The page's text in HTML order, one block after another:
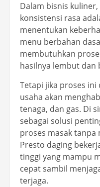
Dalam bisnis
konsistensi rasa
menentukan
menu berbahan
membutuhkan
hasilnya lembut dan
Tetapi jika proses ini
usaha akan
tenaga, dan gas. Di
sebagai solusi
proses masak tanpa
Presto daging
tinggi yang mampu
cepat sambil
terjaga.